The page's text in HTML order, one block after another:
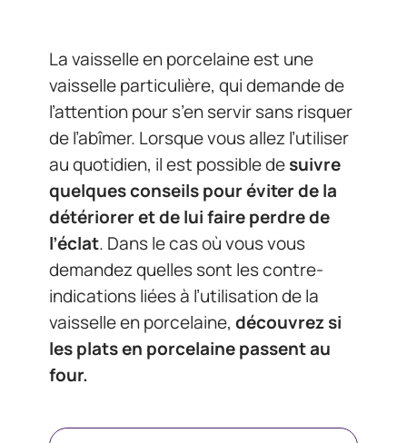
La vaisselle en porcelaine est une
vaisselle particulière, qui demande de
l’attention pour s’en servir sans risquer
de l’abîmer. Lorsque vous allez l’utiliser
au quotidien, il est possible desuivre
quelques conseils pour éviter de la
détériorer et de lui faire perdre de
l’éclat. Dans le cas où vous vous
demandez quelles sont les contre-
indications liées à l’utilisation de la
vaisselle en porcelaine, découvrez si
les plats en porcelaine passent au
four.